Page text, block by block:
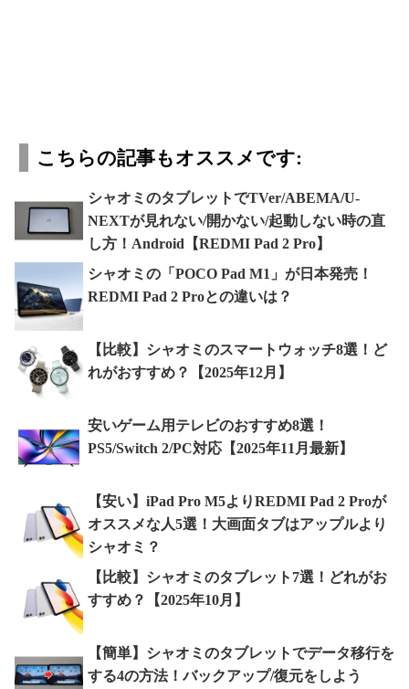
こちらの記事もオススメです:
シャオミのタブレットでTVer/ABEMA/U-
NEXTが見れない/開かない/起動しない時の直
し方！Android【REDMI Pad 2 Pro】
シャオミの「POCO Pad M1」が日本発売！
REDMI Pad 2 Proとの違いは？
【比較】シャオミのスマートウォッチ8選！ど
れがおすすめ？【2025年12月】
安いゲーム用テレビのおすすめ8選！
PS5/Switch 2/PC対応【2025年11月最新】
【安い】iPad Pro M5よりREDMI Pad 2 Proが
オススメな人5選！大画面タブはアップルより
シャオミ？
【比較】シャオミのタブレット7選！どれがお
すすめ？【2025年10月】
【簡単】シャオミのタブレットでデータ移行を
する4の方法！バックアップ/復元をしよう